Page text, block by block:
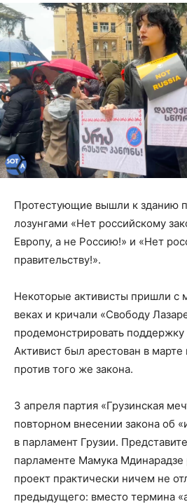
Протестующие вышли к зданию
лозунгами «Нет российскому
Европу, а не Россию!» и «Нет
правительству!».
Некоторые активисты пришли с
веках и кричали «Свободу
продемонстрировать поддержку
Активист был арестован в марте
против того же закона.
3 апреля партия «Грузинская
повторном внесении закона об
в парламент Грузии.
парламенте Мамука Мдинарадзе
проект практически ничем не
предыдущего: вместо термина